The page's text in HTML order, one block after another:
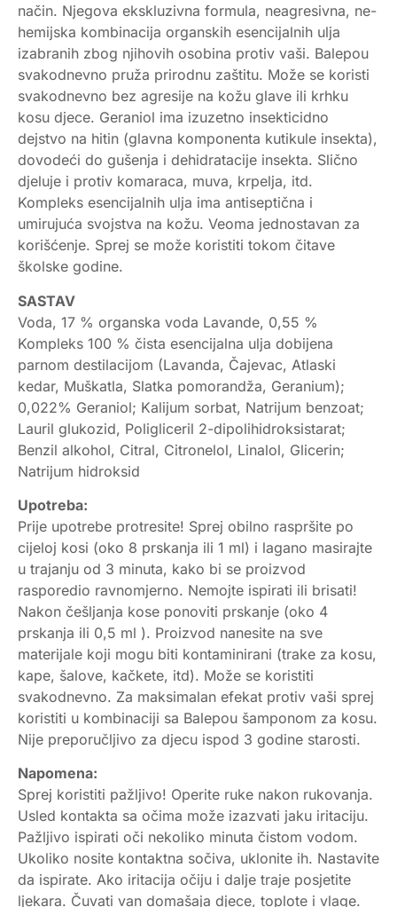
način. Njegova ekskluzivna formula, neagresivna, ne-
hemijska kombinacija organskih esencijalnih ulja
izabranih zbog njihovih osobina protiv vaši. Balepou
svakodnevno pruža prirodnu zaštitu. Može se koristi
svakodnevno bez agresije na kožu glave ili krhku
kosu djece. Geraniol ima izuzetno insekticidno
dejstvo na hitin (glavna komponenta kutikule insekta),
dovodeći do gušenja i dehidratacije insekta. Slično
djeluje i protiv komaraca, muva, krpelja, itd.
Kompleks esencijalnih ulja ima antiseptična i
umirujuća svojstva na kožu. Veoma jednostavan za
korišćenje. Sprej se može koristiti tokom čitave
školske godine.
SASTAV
Voda, 17 % organska voda Lavande, 0,55 %
Kompleks 100 % čista esencijalna ulja dobijena
parnom destilacijom (Lavanda, Čajevac, Atlaski
kedar, Muškatla, Slatka pomorandža, Geranium);
0,022% Geraniol; Kalijum sorbat, Natrijum benzoat;
Lauril glukozid, Poligliceril 2-dipolihidroksistarat;
Benzil alkohol, Citral, Citronelol, Linalol, Glicerin;
Natrijum hidroksid
Upotreba:
Prije upotrebe protresite! Sprej obilno raspršite po
cijeloj kosi (oko 8 prskanja ili 1 ml) i lagano masirajte
u trajanju od 3 minuta, kako bi se proizvod
rasporedio ravnomjerno. Nemojte ispirati ili brisati!
Nakon češljanja kose ponoviti prskanje (oko 4
prskanja ili 0,5 ml ). Proizvod nanesite na sve
materijale koji mogu biti kontaminirani (trake za kosu,
kape, šalove, kačkete, itd). Može se koristiti
svakodnevno. Za maksimalan efekat protiv vaši sprej
koristiti u kombinaciji sa Balepou šamponom za kosu.
Nije preporučljivo za djecu ispod 3 godine starosti.
Napomena:
Sprej koristiti pažljivo! Operite ruke nakon rukovanja.
Usled kontakta sa očima može izazvati jaku iritaciju.
Pažljivo ispirati oči nekoliko minuta čistom vodom.
Ukoliko nosite kontaktna sočiva, uklonite ih. Nastavite
da ispirate. Ako iritacija očiju i dalje traje posjetite
ljekara. Čuvati van domašaja djece, toplote i vlage.